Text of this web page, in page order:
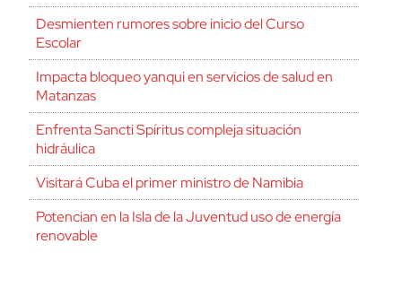
Desmienten rumores sobre inicio del Curso
Escolar
Impacta bloqueo yanqui en servicios de salud en
Matanzas
Enfrenta Sancti Spíritus compleja situación
hidráulica
Visitará Cuba el primer ministro de Namibia
Potencian en la Isla de la Juventud uso de energía
renovable